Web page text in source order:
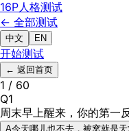
16P人格测试
← 全部测试
中文 EN
开始测试
← 返回首页
1 / 60
Q1
周末早上醒来，你的第一
A今天哪儿也不去，被窝就是